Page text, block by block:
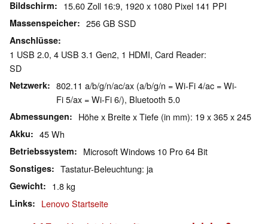
Bildschirm 15.60 Zoll 16:9, 1920 x 1080 Pixel 141 PPI
Massenspeicher 256 GB SSD
Anschlüsse
1 USB 2.0, 4 USB 3.1 Gen2, 1 HDMI, Card Reader:
SD
Netzwerk
802.11 a/b/g/n/ac/ax (a/b/g/n = Wi-Fi 4/ac = Wi-
Fi 5/ax = Wi-Fi 6/), Bluetooth 5.0
Abmessungen Höhe x Breite x Tiefe (in mm): 19 x 365 x 245
Akku 45 Wh
Betriebssystem Microsoft Windows 10 Pro 64 Bit
Sonstiges Tastatur-Beleuchtung: ja
Gewicht 1.8 kg
Links Lenovo Startseite